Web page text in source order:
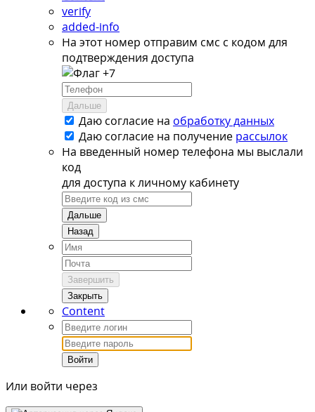
verify
added-info
На этот номер отправим смс с кодом для
подтверждения доступа
+7
Дальше
Даю согласие на обработку данных
Даю согласие на получение рассылок
На введенный номер телефона мы выслали
код
для доступа к личному кабинету
Дальше
Назад
Завершить
Закрыть
Content
Войти
Или войти через